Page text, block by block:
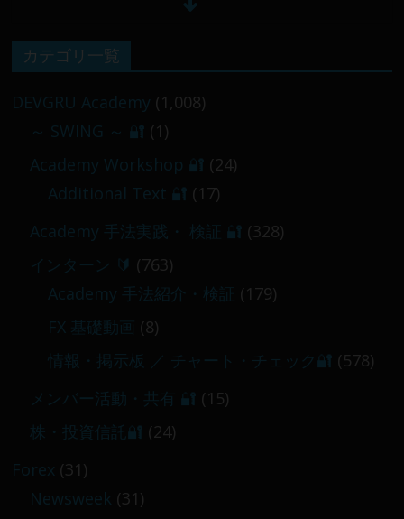
／
【 メンバー限定 】2026-03-05～06
カテゴリ一覧
DEVGRU Academy (1,008)
～ SWING ～ 🔐 (1)
Academy Workshop 🔐 (24)
Additional Text 🔐 (17)
Academy 手法実践・ 検証 🔐 (328)
インターン 🔰 (763)
Academy 手法紹介・検証 (179)
FX 基礎動画 (8)
情報・掲示板 ／ チャート・チェック🔐 (578)
メンバー活動・共有 🔐 (15)
株・投資信託🔐 (24)
Forex (31)
Newsweek (31)